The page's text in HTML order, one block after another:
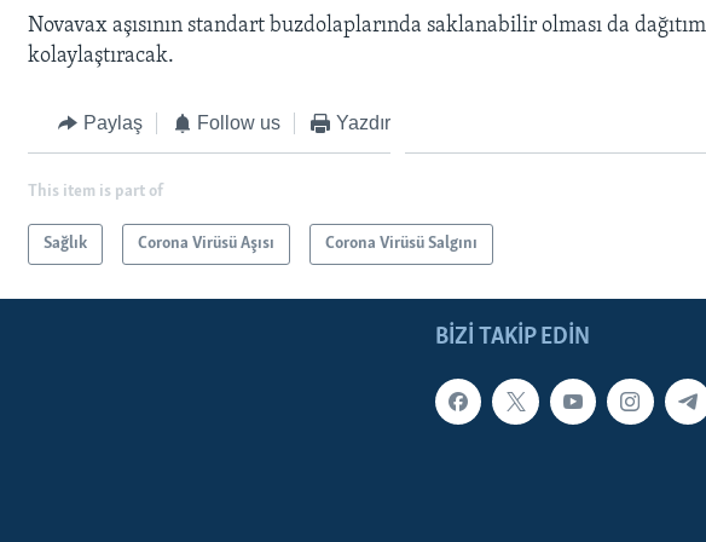
Novavax aşısının standart buzdolaplarında saklanabilir olması da
kolaylaştıracak.
Paylaş Follow us Yazdır
This item is part of
Sağlık Corona Virüsü Aşısı Corona Virüsü Salgını
BIZI TAKIP EDIN